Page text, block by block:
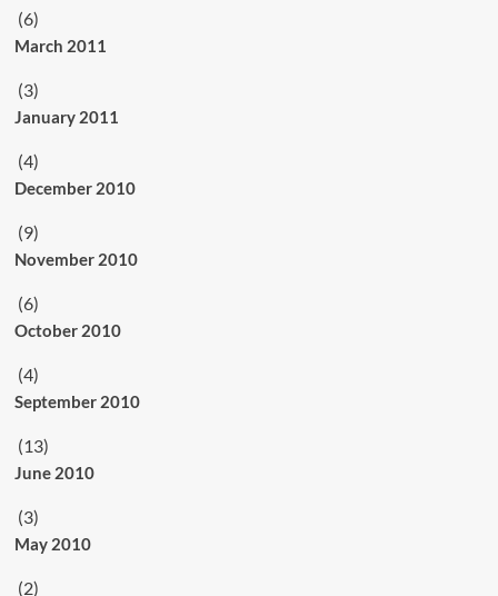
(6)
March 2011
(3)
January 2011
(4)
December 2010
(9)
November 2010
(6)
October 2010
(4)
September 2010
(13)
June 2010
(3)
May 2010
(2)